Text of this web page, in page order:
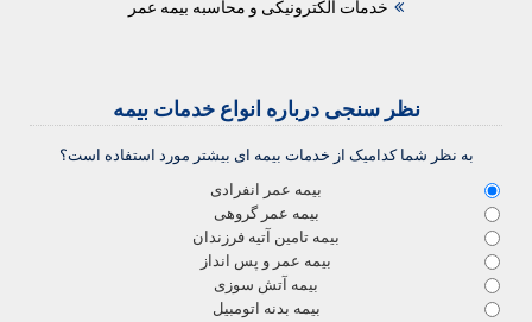
خدمات الکترونیکی و محاسبه بیمه عمر
نظر سنجی درباره انواع خدمات بیمه
به نظر شما کدامیک از خدمات بیمه ای بیشتر مورد استفاده است؟
بیمه عمر انفرادی
بیمه عمر گروهی
بیمه تامین آتیه فرزندان
بیمه عمر و پس انداز
بیمه آتش سوزی
بیمه بدنه اتومبیل